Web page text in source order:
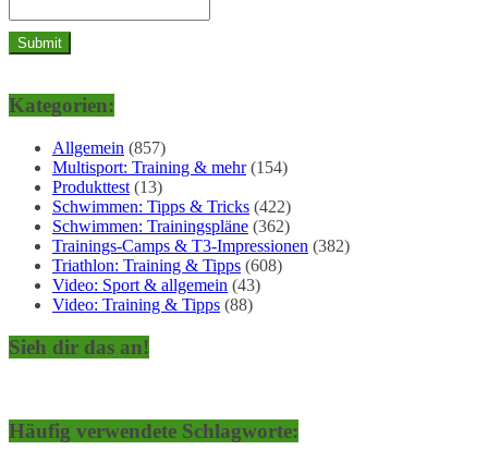
Kategorien:
Allgemein (857)
Multisport: Training & mehr(154)
Produkttest (13)
Schwimmen: Tipps & Tricks (422)
Schwimmen: Trainingspläne (362)
Trainings-Camps & T3-Impressionen (382)
Triathlon: Training & Tipps (608)
Video: Sport & allgemein (43)
Video: Training & Tipps (88)
Sieh dir das an!
Häufig verwendete Schlagworte: